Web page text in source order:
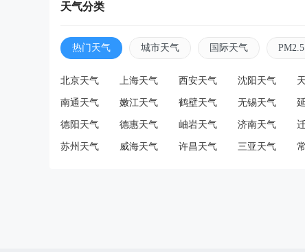
天气分类
热门天气 城市天气 国际天气 PM2.5
北京天气 上海天气 西安天气 沈阳天气
南通天气 嫩江天气 鹤壁天气 无锡天气
德阳天气 德惠天气 岫岩天气 济南天气
苏州天气 威海天气 许昌天气 三亚天气